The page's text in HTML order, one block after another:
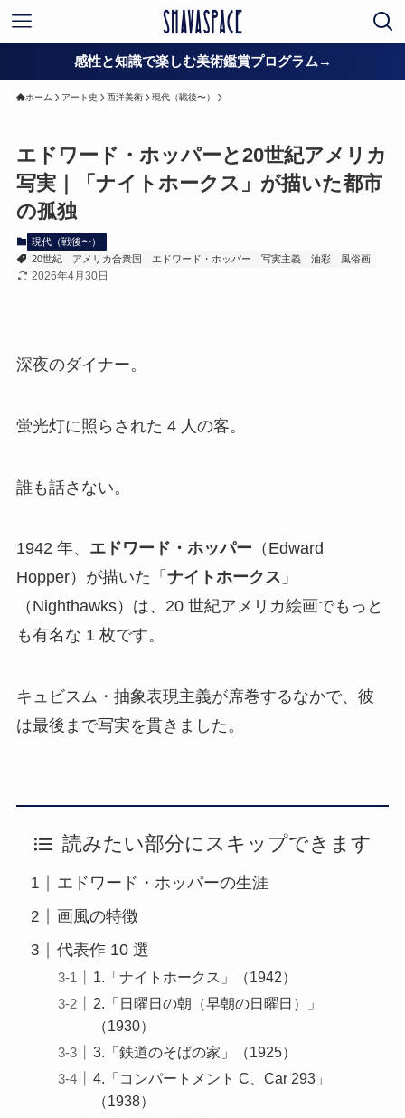
感性と知識で楽しむ美術鑑賞プログラム→
ホーム アート史 西洋美術 現代（戦後〜）
エドワード・ホッパーと20世紀アメリカ
写実｜「ナイトホークス」が描いた都市
の孤独
現代（戦後〜）
20世紀
アメリカ合衆国 エドワード・ホッパー 写実主義 油彩 風俗画
2026年4月30日
深夜のダイナー。
蛍光灯に照らされた 4 人の客。
誰も話さない。
1942 年、 エドワード・ホッパー （Edward
Hopper）が描いた「 ナイトホークス 」
（Nighthawks）は、20 世紀アメリカ絵画でもっと
も有名な 1 枚です。
キュビスム・抽象表現主義が席巻するなかで、彼
は最後まで写実を貫きました。
読みたい部分にスキップできます
エドワード・ホッパーの生涯
画風の特徴
代表作 10 選
1.「ナイトホークス」（1942）
2.「日曜日の朝（早朝の日曜日）」
（1930）
3.「鉄道のそばの家」（1925）
4.「コンパートメント C、Car 293」
（1938）